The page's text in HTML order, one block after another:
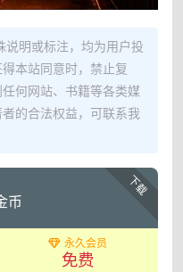
说明或标注，均为用户投
本站同意时，禁止复
何网站、书籍等各类媒
的合法权益，可联系我
下载
币
永久会员
免费